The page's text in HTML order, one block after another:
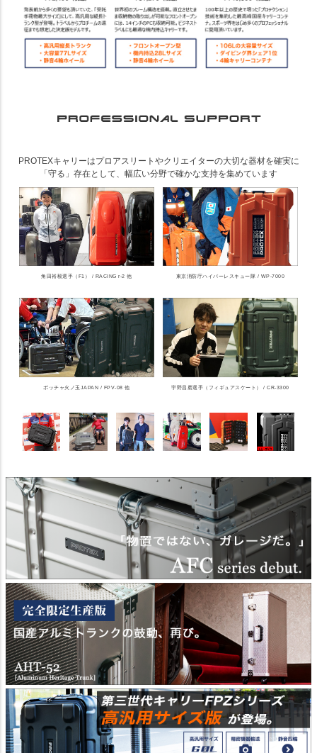
PROTEXキャリーはプロアスリートやクリエイターの大切な器材を確実に
「守る」存在として、幅広い分野で確かな支持を集めています
角田裕毅選手（F1） / RACING r-2 他 東京消防庁ハイパーレスキュー隊 / WP-7000
ボッチャ火ノ玉JAPAN / FPV-08 他 宇野昌磨選手（フィギュアスケート） / CR-3300